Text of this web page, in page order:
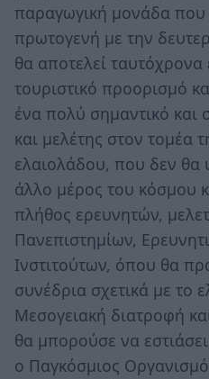
παραγωγική μονάδα που
πρωτογενή με την
θα αποτελεί
τουριστικό προορισμό
ένα πολύ σημαντικό και
και μελέτης στον τομέα
ελαιολάδου, που δεν θα
άλλο μέρος του κόσμου
πλήθος ερευνητών,
Πανεπιστημίων,
Ινστιτούτων, όπου θα
συνέδρια σχετικά με το
Μεσογειακή διατροφή
θα μπορούσε να
ο Παγκόσμιος